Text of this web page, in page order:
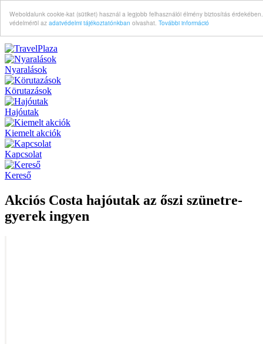
Weboldalunk cookie-kat (sütiket) használ a legjobb felhasználói élmény biztosítás
védelméröl az adatvédelmi tájékoztatónkban olvashat. További információ
Nyaralások
Körutazások
Hajóutak
Kiemelt akciók
Kapcsolat
Kereső
Akciós Costa hajóutak az őszi szünetre-
gyerek ingyen